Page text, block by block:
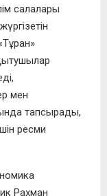
салалары
мен
тапсырады,
ресми
Рахман